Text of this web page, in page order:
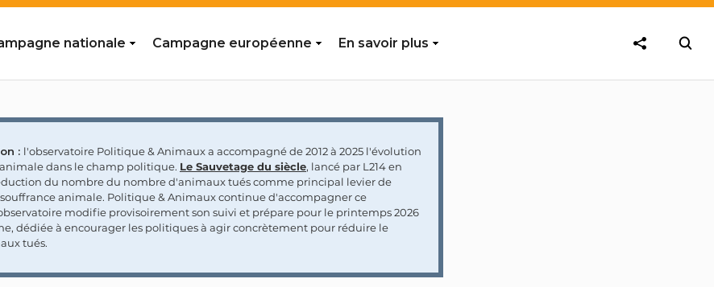
nationale Campagne européenne En savoir plus
: l'observatoire Politique & Animaux a accompagné de 2012 à 2025 l'évolution
dans le champ politique. Le Sauvetage du siècle, lancé par L214 en
du nombre du nombre d'animaux tués comme principal levier de
animale. Politique & Animaux continue d'accompagner ce
modifie provisoirement son suivi et prépare pour le printemps 2026
dédiée à encourager les politiques à agir concrètement pour réduire le
tués.